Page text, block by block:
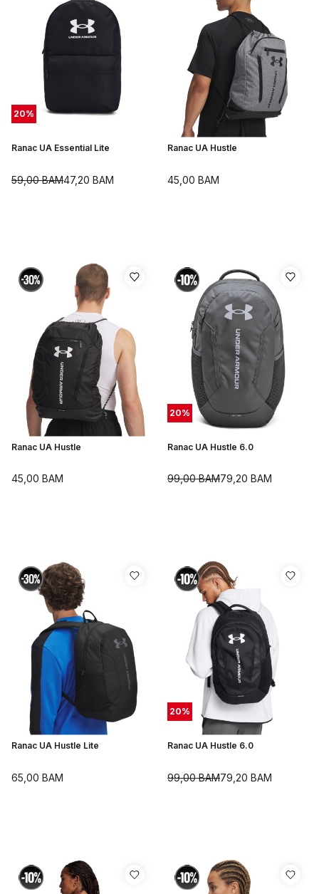
20%
Ranac UA Essential Lite
47,20 BAM
59,00BAM
Ranac UA Hustle
45,00 BAM
Ranac UA Hustle
45,00 BAM
20%
Ranac UA Hustle 6.0
79,20 BAM
99,00BAM
Ranac UA Hustle Lite
65,00 BAM
20%
Ranac UA Hustle 6.0
79,20 BAM
99,00BAM